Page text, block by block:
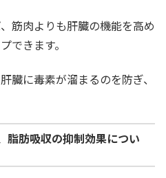
筋肉よりも肝臓の機能を高め
できます。
臓に毒素が溜まるのを防ぎ、
脂肪吸収の抑制効果につい